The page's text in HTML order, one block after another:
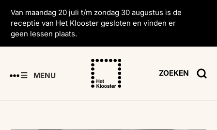
Van maandag 20 juli t/m zondag 30 augustus is de
receptie van Het Klooster gesloten en vinden er
geen lessen plaats.
MENU ZOEKEN